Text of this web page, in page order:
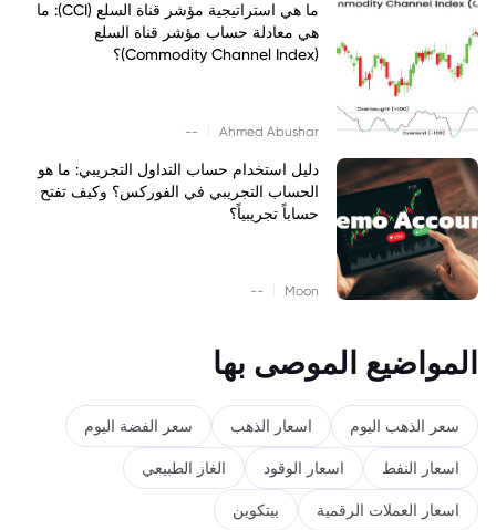
ما هي استراتيجية مؤشر قناة السلع (CCI): ما
هي معادلة حساب مؤشر قناة السلع
(Commodity Channel Index)؟
Ahmed Abushar
--
دليل استخدام حساب التداول التجريبي: ما هو
الحساب التجريبي في الفوركس؟ وكيف تفتح
حساباً تجريبياً؟
Moon
--
المواضيع الموصى بها
سعر الذهب اليوم اسعار الذهب سعر الفضة اليوم
اسعار النفط اسعار الوقود الغاز الطبيعي
اسعار العملات الرقمية بيتكوين